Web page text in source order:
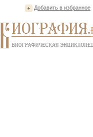
Добавить в избранное